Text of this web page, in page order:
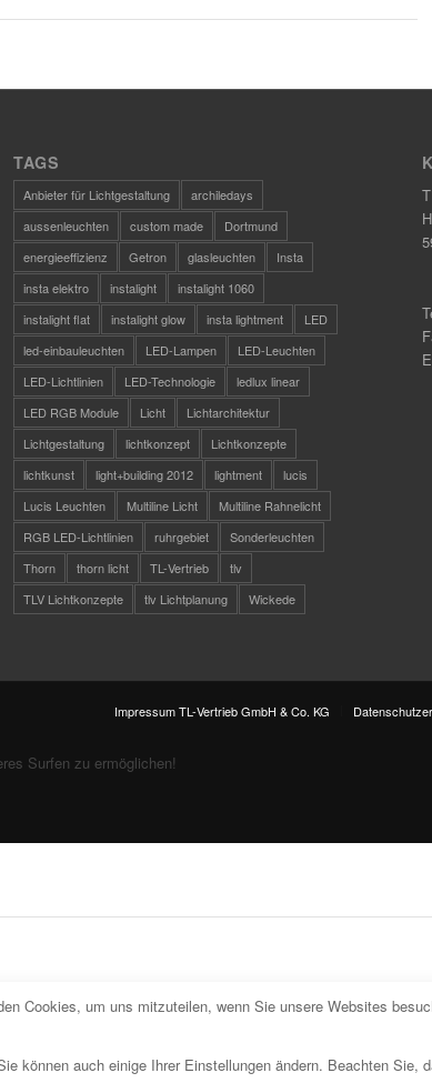
TAGS
Anbieter für Lichtgestaltung
archiledays
aussenleuchten
custom made
Dortmund
energieeffizienz
Getron glasleuchten
Insta
insta elektro
instalight
instalight 1060
instalight flat
instalight glow insta lightment
LED
led-einbauleuchten
LED-Lampen
LED-Leuchten
LED-Lichtlinien
LED-Technologie
ledlux linear
LED RGB Module
Licht
Lichtarchitektur
Lichtgestaltung
lichtkonzept
Lichtkonzepte
lichtkunst
light+building 2012 lightment
lucis
Lucis Leuchten
Multiline Licht
Multiline Rahnelicht
RGB LED-Lichtlinien
ruhrgebiet
Sonderleuchten
Thorn
thorn licht TL-Vertrieb
tlv
TLV Lichtkonzepte
tlv Lichtplanung Wickede
Impressum TL-Vertrieb GmbH & Co. KG
Surfen zu ermöglichen!
Cookies, um uns mitzuteilen, wenn Sie unsere Websites
können auch einige Ihrer Einstellungen ändern. Beachten